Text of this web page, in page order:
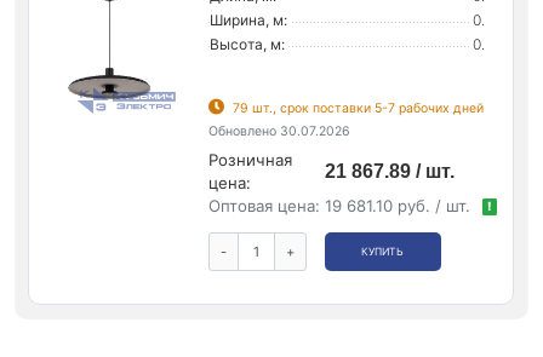
Ширина, м:
0.
Высота, м:
0.
79 шт., срок поставки 5-7 рабочих дней
Обновлено 30.07.2026
Розничная
цена:
21 867.89 / шт.
Оптовая цена: 19 681.10 руб. / шт. !
- + КУПИТЬ